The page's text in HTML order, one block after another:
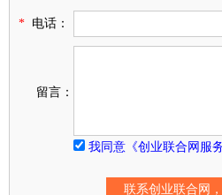
* 电话：
留言：
我同意《创业联合网服